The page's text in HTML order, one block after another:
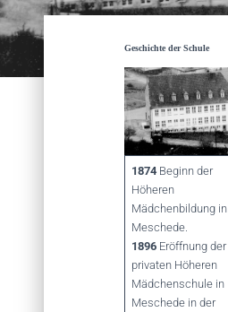
Geschichte der Schule
1874Beginn der
Höheren
Mädchenbildung in
Meschede.
1896 Eröffnung der
privaten Höheren
Mädchenschule in
Meschede in der